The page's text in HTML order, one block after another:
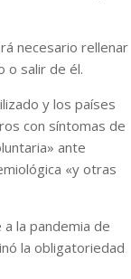
necesario rellenar
o salir de él.
y los países
con síntomas de
ante
«y otras
la pandemia de
la obligatoriedad